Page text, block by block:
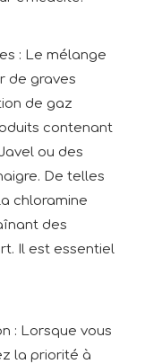
: Le mélange
de graves
de gaz
contenant
ou des
De telles
chloramine
des
Il est essentiel
: Lorsque vous
la priorité à